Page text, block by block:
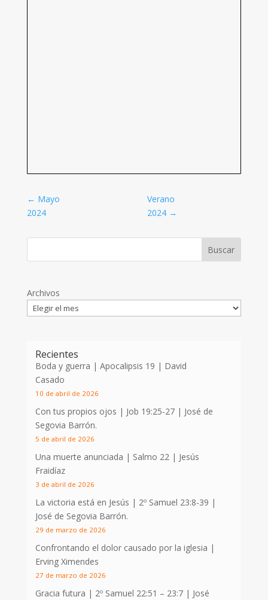
← Mayo
2024
Verano
2024 →
Archivos
Recientes
Boda y guerra | Apocalipsis 19 | David
Casado
10 de abril de 2026
Con tus propios ojos | Job 19:25-27| José de
Segovia Barrón.
5 de abril de 2026
Una muerte anunciada | Salmo 22| Jesús
Fraidíaz
3 de abril de 2026
La victoria está en Jesús | 2º Samuel 23:8-39 |
José de Segovia Barrón.
29 de marzo de 2026
Confrontando el dolor causado por la iglesia |
Erving Ximendes
27 de marzo de 2026
Gracia futura | 2º Samuel 22:51 – 23:7| José